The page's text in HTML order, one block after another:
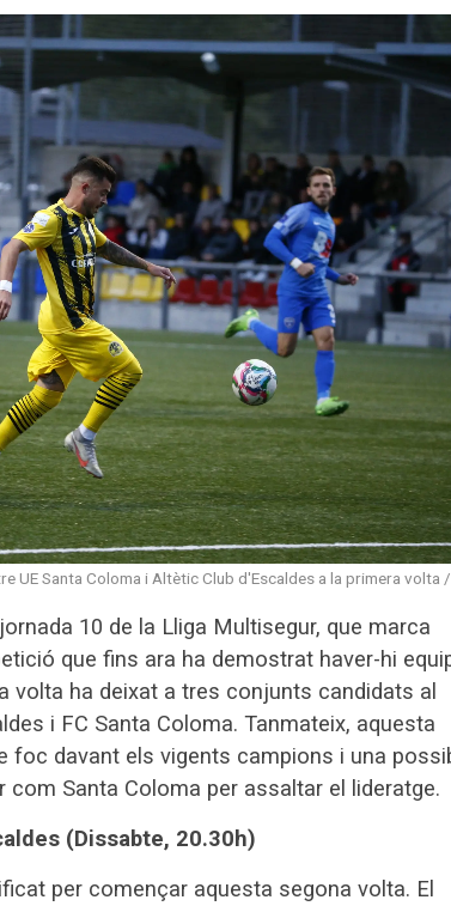
UE Santa Coloma i Altètic Club d'Escaldes a la primera volta /
10 de la Lliga Multisegur, que marca
que fins ara ha demostrat haver-hi
volta ha deixat a tres conjunts candidats al
i FC Santa Coloma. Tanmateix, aquesta
foc davant els vigents campions i una
Santa Coloma per assaltar el lideratge.
(Dissabte, 20.30h)
per començar aquesta segona volta. El